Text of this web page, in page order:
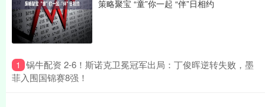
策略聚宝 “童”你一起 “伴”日相约
1 ​锅牛配资 2-6！斯诺克卫冕冠军出局：丁俊晖逆转失败，墨
菲入围国锦赛8强！